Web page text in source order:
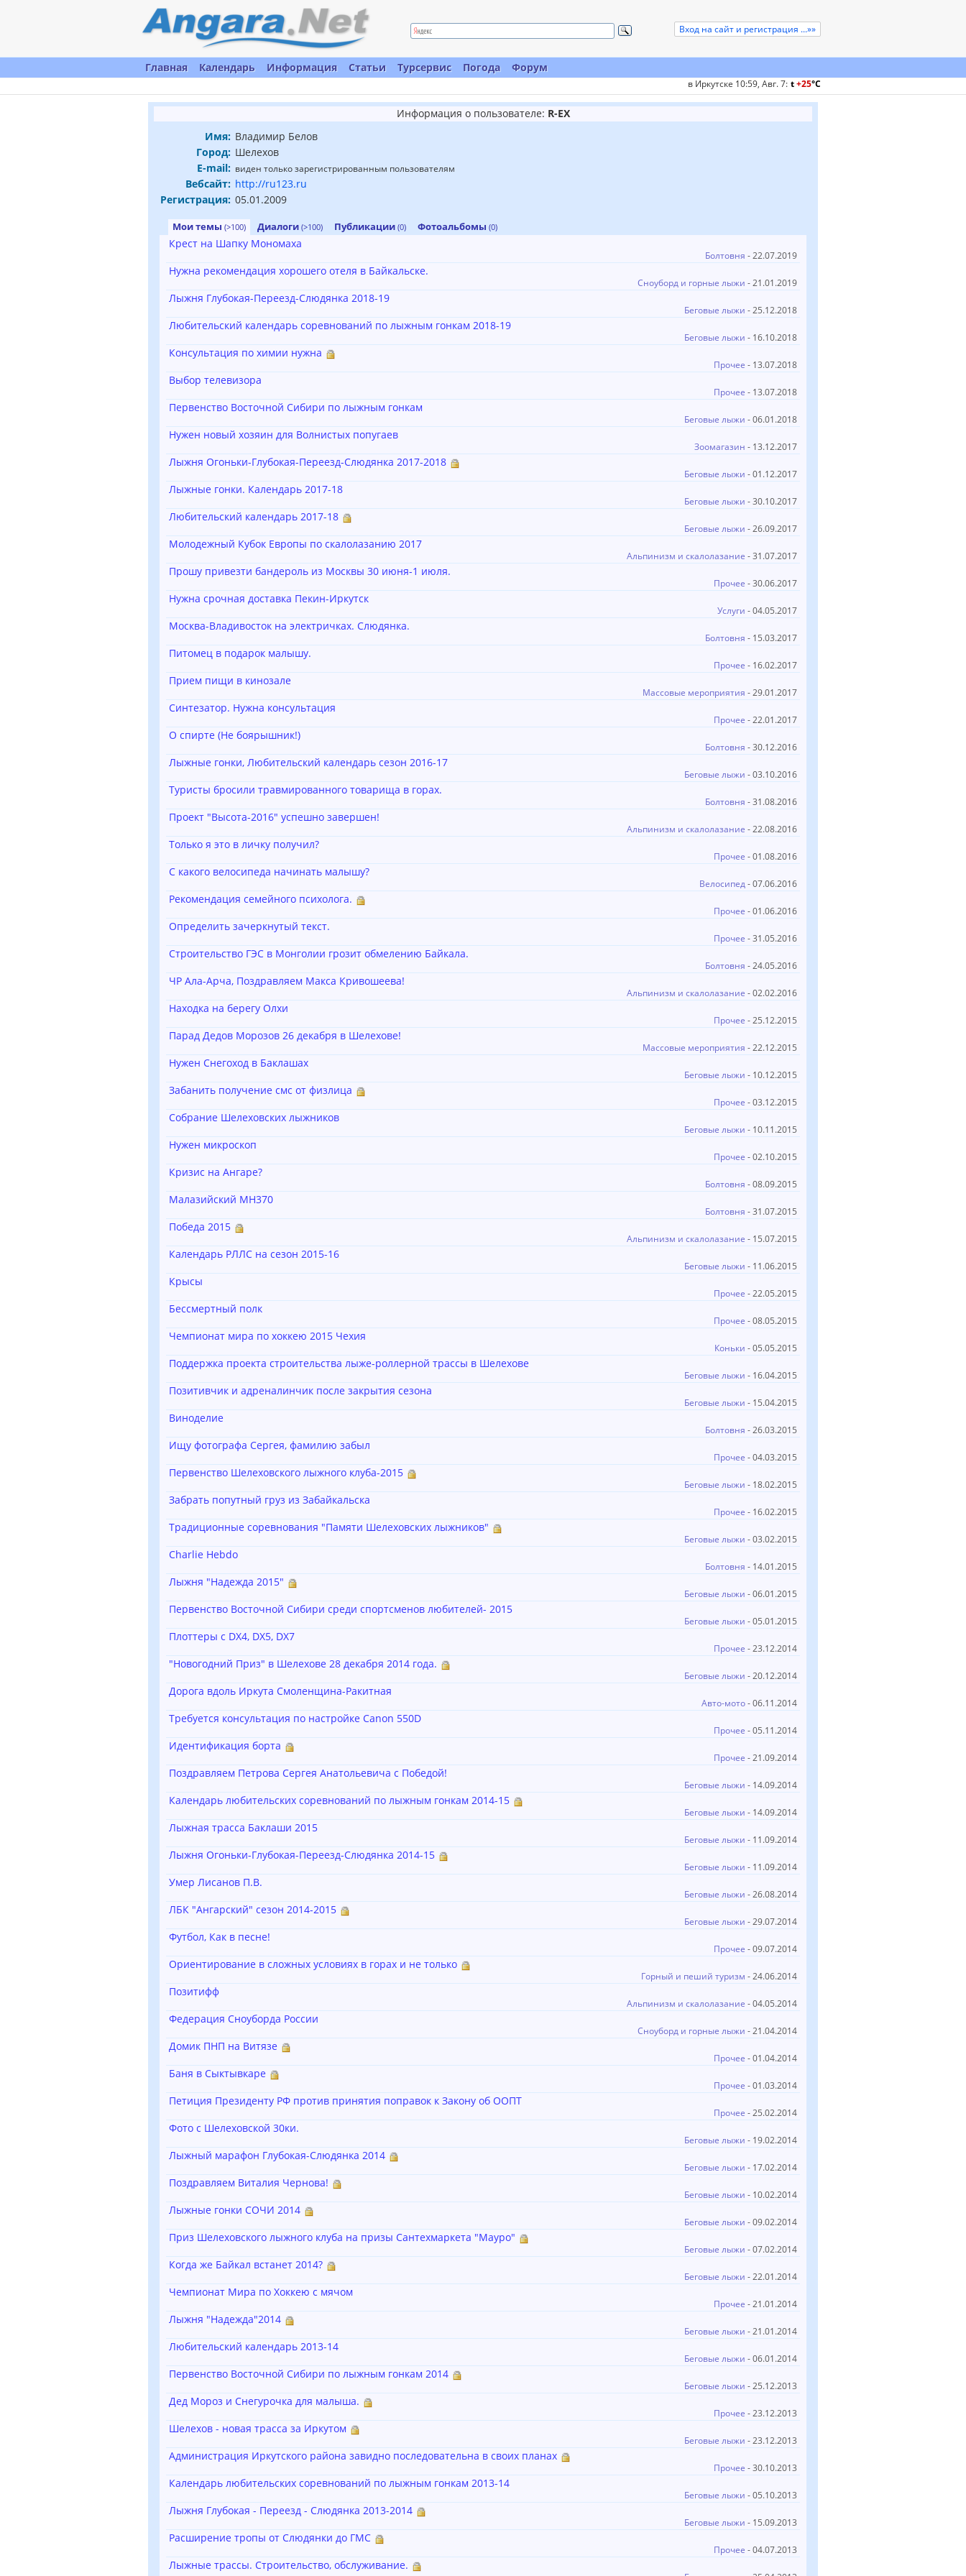
Вход на сайт и регистрация ...»»
Главная Календарь Информация Статьи Турсервис Погода Форум
в Иркутске 10:59, Авг. 7: t+25°C
Информация о пользователе: R-EX
Имя: Владимир Белов
Город: Шелехов
E-mail: виден только зарегистрированным пользователям
Вебсайт: http://ru123.ru
Регистрация: 05.01.2009
Мои темы (>100) Диалоги (>100) Публикации (0) Фотоальбомы (0)
Крест на Шапку Мономаха
Болтовня - 22.07.2019
Нужна рекомендация хорошего отеля в Байкальске.
Сноуборд и горные лыжи - 21.01.2019
Лыжня Глубокая-Переезд-Слюдянка 2018-19
Беговые лыжи - 25.12.2018
Любительский календарь соревнований по лыжным гонкам 2018-19
Беговые лыжи - 16.10.2018
Консультация по химии нужна
Прочее - 13.07.2018
Выбор телевизора
Прочее - 13.07.2018
Первенство Восточной Сибири по лыжным гонкам
Беговые лыжи - 06.01.2018
Нужен новый хозяин для Волнистых попугаев
Зоомагазин - 13.12.2017
Лыжня Огоньки-Глубокая-Переезд-Слюдянка 2017-2018
Беговые лыжи - 01.12.2017
Лыжные гонки. Календарь 2017-18
Беговые лыжи - 30.10.2017
Любительский календарь 2017-18
Беговые лыжи - 26.09.2017
Молодежный Кубок Европы по скалолазанию 2017
Альпинизм и скалолазание - 31.07.2017
Прошу привезти бандероль из Москвы 30 июня-1 июля.
Прочее - 30.06.2017
Нужна срочная доставка Пекин-Иркутск
Услуги - 04.05.2017
Москва-Владивосток на электричках. Слюдянка.
Болтовня - 15.03.2017
Питомец в подарок малышу.
Прочее - 16.02.2017
Прием пищи в кинозале
Массовые мероприятия - 29.01.2017
Синтезатор. Нужна консультация
Прочее - 22.01.2017
О спирте (Не боярышник!)
Болтовня - 30.12.2016
Лыжные гонки, Любительский календарь сезон 2016-17
Беговые лыжи - 03.10.2016
Туристы бросили травмированного товарища в горах.
Болтовня - 31.08.2016
Проект "Высота-2016" успешно завершен!
Альпинизм и скалолазание - 22.08.2016
Только я это в личку получил?
Прочее - 01.08.2016
С какого велосипеда начинать малышу?
Велосипед- 07.06.2016
Рекомендация семейного психолога.
Прочее - 01.06.2016
Определить зачеркнутый текст.
Прочее - 31.05.2016
Строительство ГЭС в Монголии грозит обмелению Байкала.
Болтовня - 24.05.2016
ЧР Ала-Арча, Поздравляем Макса Кривошеева!
Альпинизм и скалолазание - 02.02.2016
Находка на берегу Олхи
Прочее - 25.12.2015
Парад Дедов Морозов 26 декабря в Шелехове!
Массовые мероприятия - 22.12.2015
Нужен Снегоход в Баклашах
Беговые лыжи - 10.12.2015
Забанить получение смс от физлица
Прочее - 03.12.2015
Собрание Шелеховских лыжников
Беговые лыжи - 10.11.2015
Нужен микроскоп
Прочее - 02.10.2015
Кризис на Ангаре?
Болтовня - 08.09.2015
Малазийский MH370
Болтовня - 31.07.2015
Победа 2015
Альпинизм и скалолазание - 15.07.2015
Календарь РЛЛС на сезон 2015-16
Беговые лыжи - 11.06.2015
Крысы
Прочее - 22.05.2015
Бессмертный полк
Прочее - 08.05.2015
Чемпионат мира по хоккею 2015 Чехия
Коньки - 05.05.2015
Поддержка проекта строительства лыже-роллерной трассы в Шелехове
Беговые лыжи - 16.04.2015
Позитивчик и адреналинчик после закрытия сезона
Беговые лыжи - 15.04.2015
Виноделие
Болтовня - 26.03.2015
Ищу фотографа Сергея, фамилию забыл
Прочее - 04.03.2015
Первенство Шелеховского лыжного клуба-2015
Беговые лыжи - 18.02.2015
Забрать попутный груз из Забайкальска
Прочее - 16.02.2015
Традиционные соревнования "Памяти Шелеховских лыжников"
Беговые лыжи - 03.02.2015
Charlie Hebdo
Болтовня - 14.01.2015
Лыжня "Надежда 2015"
Беговые лыжи - 06.01.2015
Первенство Восточной Сибири среди спортсменов любителей- 2015
Беговые лыжи - 05.01.2015
Плоттеры с DX4, DX5, DX7
Прочее - 23.12.2014
"Новогодний Приз" в Шелехове 28 декабря 2014 года.
Беговые лыжи - 20.12.2014
Дорога вдоль Иркута Смоленщина-Ракитная
Авто-мото- 06.11.2014
Требуется консультация по настройке Canon 550D
Прочее - 05.11.2014
Идентификация борта
Прочее - 21.09.2014
Поздравляем Петрова Сергея Анатольевича с Победой!
Беговые лыжи - 14.09.2014
Календарь любительских соревнований по лыжным гонкам 2014-15
Беговые лыжи - 14.09.2014
Лыжная трасса Баклаши 2015
Беговые лыжи - 11.09.2014
Лыжня Огоньки-Глубокая-Переезд-Слюдянка 2014-15
Беговые лыжи - 11.09.2014
Умер Лисанов П.В.
Беговые лыжи - 26.08.2014
ЛБК "Ангарский" сезон 2014-2015
Беговые лыжи - 29.07.2014
Футбол, Как в песне!
Прочее - 09.07.2014
Ориентирование в сложных условиях в горах и не только
Горный и пеший туризм - 24.06.2014
Позитифф
Альпинизм и скалолазание - 04.05.2014
Федерация Сноуборда России
Сноуборд и горные лыжи - 21.04.2014
Домик ПНП на Витязе
Прочее - 01.04.2014
Баня в Сыктывкаре
Прочее - 01.03.2014
Петиция Президенту РФ против принятия поправок к Закону об ООПТ
Прочее - 25.02.2014
Фото с Шелеховской 30ки.
Беговые лыжи - 19.02.2014
Лыжный марафон Глубокая-Слюдянка 2014
Беговые лыжи - 17.02.2014
Поздравляем Виталия Чернова!
Беговые лыжи - 10.02.2014
Лыжные гонки СОЧИ 2014
Беговые лыжи - 09.02.2014
Приз Шелеховского лыжного клуба на призы Сантехмаркета "Мауро"
Беговые лыжи - 07.02.2014
Когда же Байкал встанет 2014?
Беговые лыжи - 22.01.2014
Чемпионат Мира по Хоккею с мячом
Прочее - 21.01.2014
Лыжня "Надежда"2014
Беговые лыжи - 21.01.2014
Любительский календарь 2013-14
Беговые лыжи - 06.01.2014
Первенство Восточной Сибири по лыжным гонкам 2014
Беговые лыжи - 25.12.2013
Дед Мороз и Снегурочка для малыша.
Прочее - 23.12.2013
Шелехов - новая трасса за Иркутом
Беговые лыжи - 23.12.2013
Администрация Иркутского района завидно последовательна в своих планах
Прочее - 30.10.2013
Календарь любительских соревнований по лыжным гонкам 2013-14
Беговые лыжи - 05.10.2013
Лыжня Глубокая - Переезд - Слюдянка 2013-2014
Беговые лыжи - 15.09.2013
Расширение тропы от Слюдянки до ГМС
Прочее - 04.07.2013
Лыжные трассы. Строительство, обслуживание.